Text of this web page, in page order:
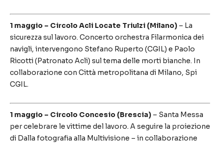
1 maggio – Circolo Acli Locate Triulzi (Milano) – La
sicurezza sul lavoro. Concerto orchestra Filarmonica dei
navigli, intervengono Stefano Ruperto (CGIL) e Paolo
Ricotti (Patronato Acli) sul tema delle morti bianche. In
collaborazione con Città metropolitana di Milano, Spi
CGIL.
1 maggio – Circolo Concesio (Brescia) – Santa Messa
per celebrare le vittime del lavoro. A seguire la proiezione
di Dalla fotografia alla Multivisione – in collaborazione